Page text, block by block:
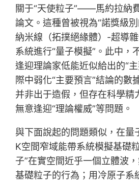
關于“天使粒子”——馬約拉納
論文。這種曾被視為“諾獎級
納米線（拓撲絕緣體）-超導
系統進行“量子模擬”。此中，
逢迎理論家低能近似給出的“
際中弱化“主要預言”結論的數
并非出于造假，但存在科學精
無意逢迎“理論權威”等問題。
與下面說起的問題類似，在量
K空間窄域能帶系統模擬基礎
子”在實空間近乎一個立體波
基礎粒子的行為；用冷原子系